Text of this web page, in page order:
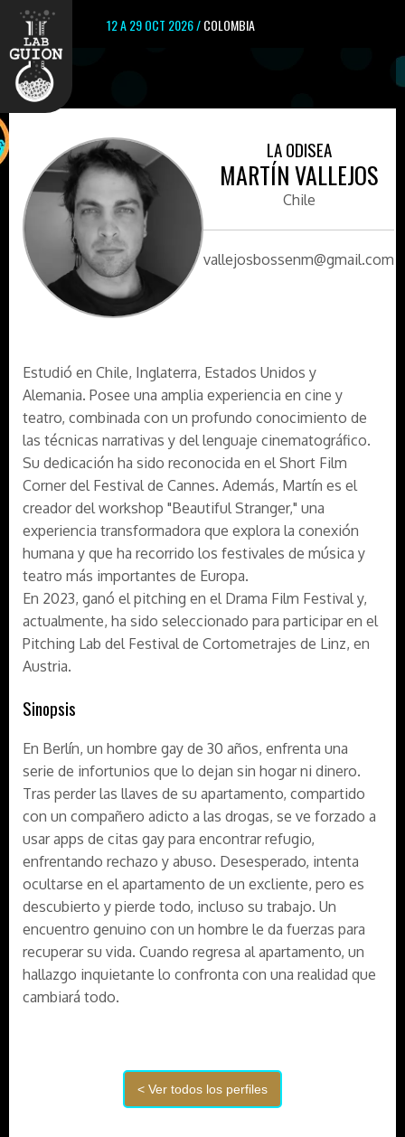
12 A 29 OCT 2026 /COLOMBIA
LA ODISEA
MARTÍN VALLEJOS
Chile
vallejosbossenm@gmail.com
Estudió en Chile, Inglaterra, Estados Unidos y
Alemania. Posee una amplia experiencia en cine y
teatro, combinada con un profundo conocimiento de
las técnicas narrativas y del lenguaje cinematográfico.
Su dedicación ha sido reconocida en el Short Film
Corner del Festival de Cannes. Además, Martín es el
creador del workshop "Beautiful Stranger," una
experiencia transformadora que explora la conexión
humana y que ha recorrido los festivales de música y
teatro más importantes de Europa.
En 2023, ganó el pitching en el Drama Film Festival y,
actualmente, ha sido seleccionado para participar en el
Pitching Lab del Festival de Cortometrajes de Linz, en
Austria.
Sinopsis
En Berlín, un hombre gay de 30 años, enfrenta una
serie de infortunios que lo dejan sin hogar ni dinero.
Tras perder las llaves de su apartamento, compartido
con un compañero adicto a las drogas, se ve forzado a
usar apps de citas gay para encontrar refugio,
enfrentando rechazo y abuso. Desesperado, intenta
ocultarse en el apartamento de un excliente, pero es
descubierto y pierde todo, incluso su trabajo. Un
encuentro genuino con un hombre le da fuerzas para
recuperar su vida. Cuando regresa al apartamento, un
hallazgo inquietante lo confronta con una realidad que
cambiará todo.